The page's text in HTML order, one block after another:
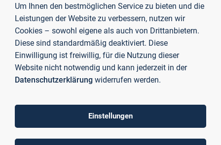
Um Ihnen den bestmöglichen Service zu bieten und die
Leistungen der Website zu verbessern, nutzen wir
Cookies – sowohl eigene als auch von Drittanbietern.
Diese sind standardmäßig deaktiviert. Diese
Einwilligung ist freiwillig, für die Nutzung dieser
Website nicht notwendig und kann jederzeit in der
Datenschutzerklärung widerrufen werden.
Einstellungen